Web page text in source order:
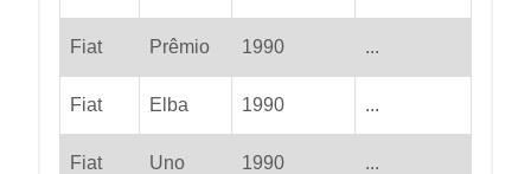
Fiat Prêmio 1990 ...
Fiat Elba 1990 ...
Fiat Uno 1990 ...